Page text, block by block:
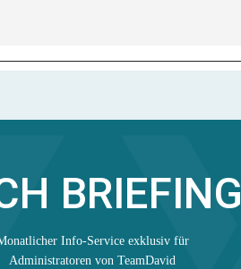
BRIEFING
Info-Service exklusiv für
Administratoren von TeamDavid